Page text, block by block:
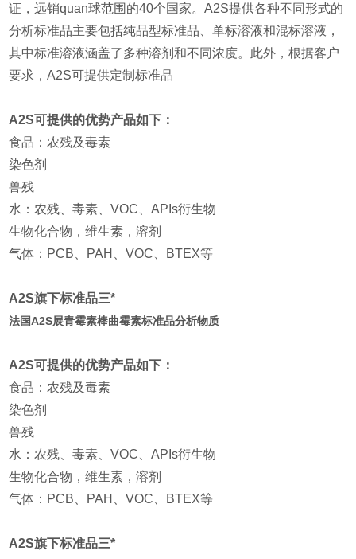
证，远销quan球范围的40个国家。A2S提供各种不同形式的
分析标准品主要包括纯品型标准品、单标溶液和混标溶液，
其中标准溶液涵盖了多种溶剂和不同浓度。此外，根据客户
要求，A2S可提供定制标准品
A2S可提供的优势产品如下：
食品：农残及毒素
染色剂
兽残
水：农残、毒素、VOC、APIs衍生物
生物化合物，维生素，溶剂
气体：PCB、PAH、VOC、BTEX等
A2S旗下标准品三*
法国A2S展青霉素棒曲霉素标准品分析物质
A2S可提供的优势产品如下：
食品：农残及毒素
染色剂
兽残
水：农残、毒素、VOC、APIs衍生物
生物化合物，维生素，溶剂
气体：PCB、PAH、VOC、BTEX等
A2S旗下标准品三*